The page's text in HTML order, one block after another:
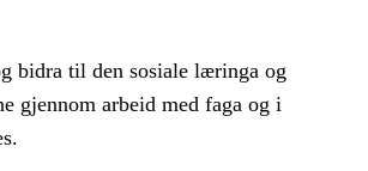
bidra til den sosiale læringa og
gjennom arbeid med faga og i